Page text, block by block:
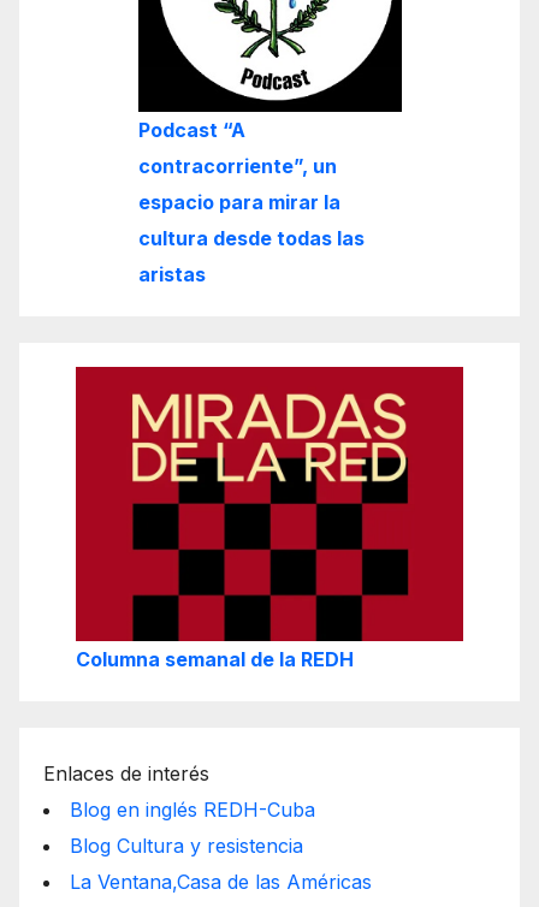
Podcast “A
contracorriente”, un
espacio para mirar la
cultura desde todas las
aristas
Columna semanal de la REDH
Enlaces de interés
Blog en inglés REDH-Cuba
Blog Cultura y resistencia
La Ventana,Casa de las Américas